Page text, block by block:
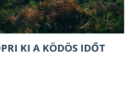
KI A KÖDÖS IDŐT